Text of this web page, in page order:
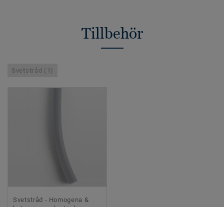
Tillbehör
Svetstråd (1)
Svetstråd - Homogena &